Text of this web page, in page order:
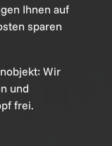
Ihnen auf
sparen
Wir
und
frei.